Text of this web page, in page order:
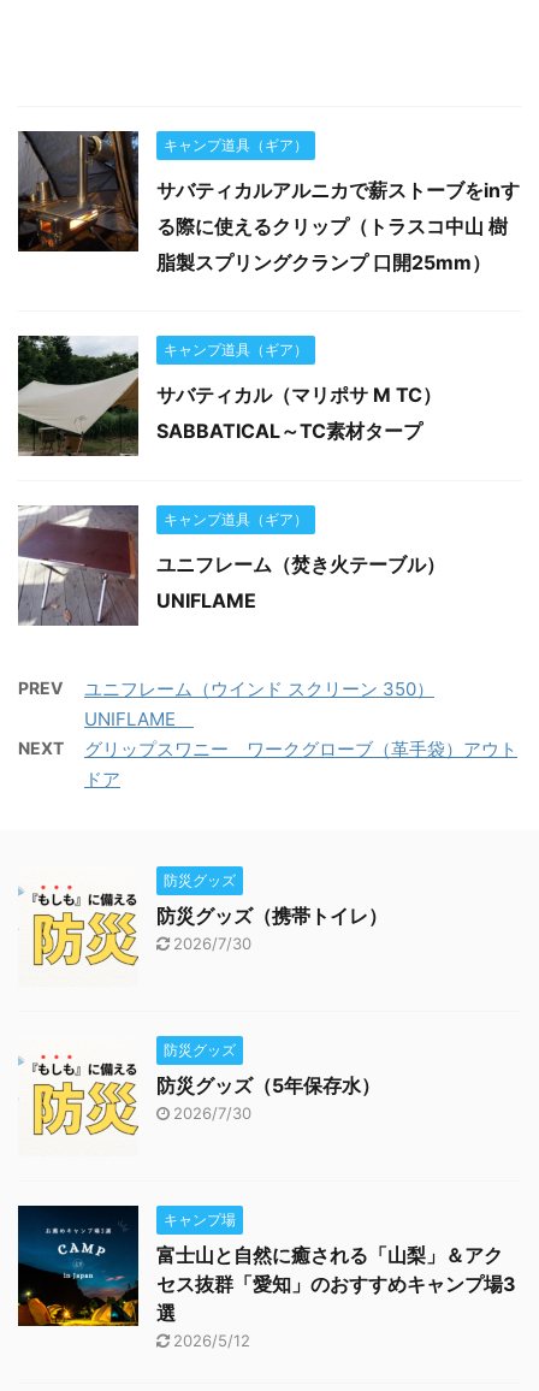
キャンプ道具（ギア）
サバティカルアルニカで薪ストーブをinす
る際に使えるクリップ（トラスコ中山 樹
脂製スプリングクランプ 口開25mm）
キャンプ道具（ギア）
サバティカル（マリポサ M TC）
SABBATICAL～TC素材タープ
キャンプ道具（ギア）
ユニフレーム（焚き火テーブル）
UNIFLAME
PREV
ユニフレーム（ウインド スクリーン 350）
UNIFLAME
NEXT
グリップスワニー ワークグローブ（革手袋）アウト
ドア
防災グッズ
防災グッズ（携帯トイレ）
2026/7/30
防災グッズ
防災グッズ（5年保存水）
2026/7/30
キャンプ場
富士山と自然に癒される「山梨」＆アク
セス抜群「愛知」のおすすめキャンプ場3
選
2026/5/12